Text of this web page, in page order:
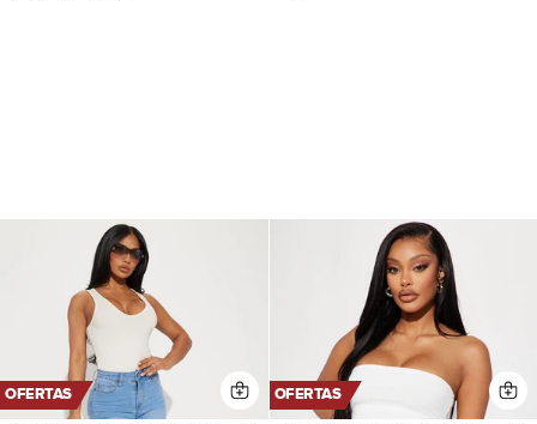
OFERTAS OFERTAS